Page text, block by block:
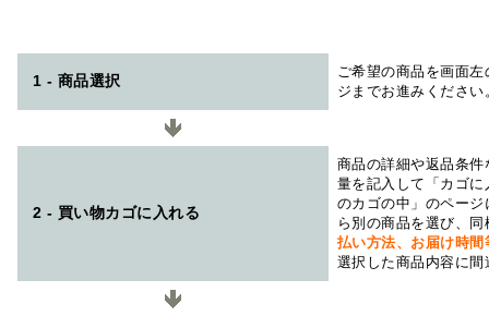
1 - 商品選択
ご希望の商品を画面
ジまでお進みください
2 - 買い物カゴに入れる
商品の詳細や返品条
量を記入して「カゴ
のカゴの中」のペー
ら別の商品を選び、
払い方法、お届け時
選択した商品内容に